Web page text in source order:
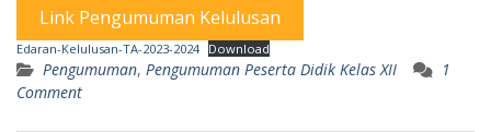
Link Pengumuman Kelulusan
Edaran-Kelulusan-TA-2023-2024 Download
Pengumuman, Pengumuman Peserta Didik Kelas XII
1
Comment